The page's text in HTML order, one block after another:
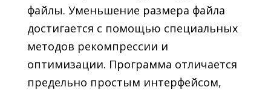
файлы. Уменьшение размера файла
достигается с помощью специальных
методов рекомпрессии и
оптимизации. Программа отличается
предельно простым интерфейсом,